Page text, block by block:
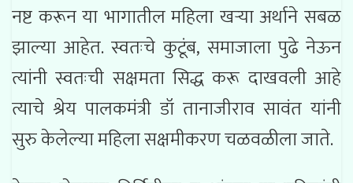
नष्ट करून या भागातील महिला खऱ्या अर्थाने सबळ
झाल्या आहेत. स्वतःचे कुटूंब, समाजाला पुढे नेऊन
त्यांनी स्वतःची सक्षमता सिद्ध करू दाखवली आहे
त्याचे श्रेय पालकमंत्री डॉ तानाजीराव सावंत यांनी
सुरु केलेल्या महिला सक्षमीकरण चळवळीला जाते.